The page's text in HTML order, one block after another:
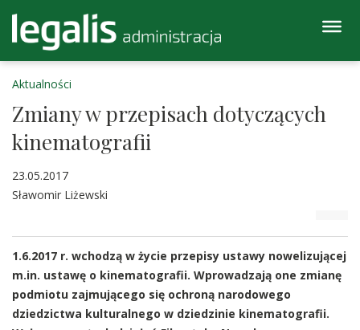
Aktualności
Zmiany w przepisach dotyczących
kinematografii
23.05.2017
Sławomir Liżewski
1.6.2017 r. wchodzą w życie przepisy ustawy nowelizującej
m.in. ustawę o kinematografii. Wprowadzają one zmianę
podmiotu zajmującego się ochroną narodowego
dziedzictwa kulturalnego w dziedzinie kinematografii.